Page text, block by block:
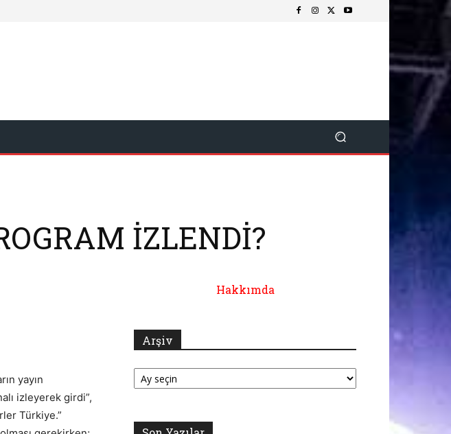
İZLENDİ?
yayın
izleyerek girdi”,
Türkiye.”
Hakkımda
Arşiv
Arşiv